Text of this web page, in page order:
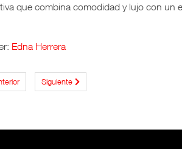
que combina comodidad y lujo con un
Edna Herrera
Siguiente